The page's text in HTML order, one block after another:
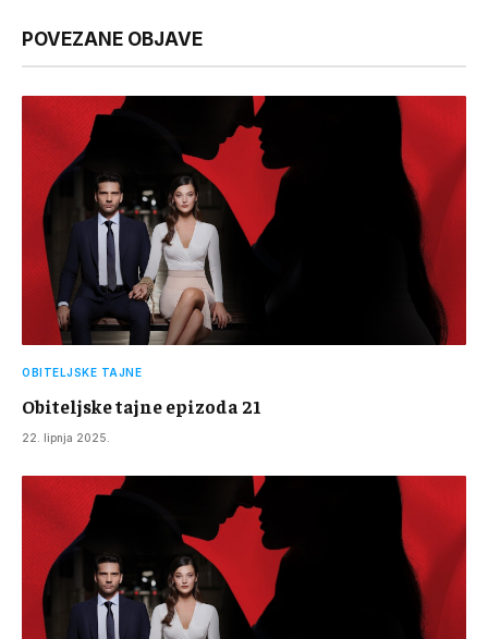
POVEZANE OBJAVE
OBITELJSKE TAJNE
Obiteljske tajne epizoda 21
22. lipnja 2025.